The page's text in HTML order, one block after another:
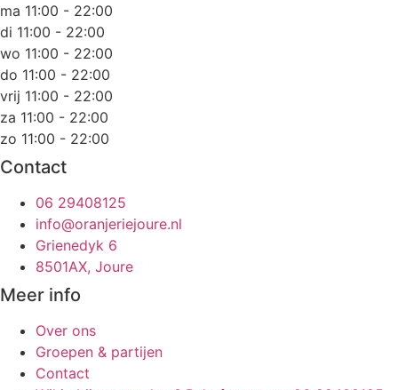
ma 11:00 - 22:00
di 11:00 - 22:00
wo 11:00 - 22:00
do 11:00 - 22:00
vrij 11:00 - 22:00
za 11:00 - 22:00
zo 11:00 - 22:00
Contact
06 29408125
info@oranjeriejoure.nl
Grienedyk 6
8501AX, Joure
Meer info
Over ons
Groepen & partijen
Contact